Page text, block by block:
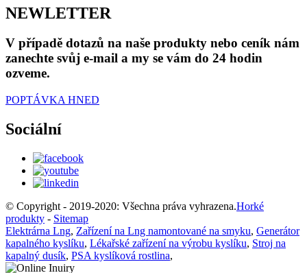
NEWLETTER
V případě dotazů na naše produkty nebo ceník nám
zanechte svůj e-mail a my se vám do 24 hodin
ozveme.
POPTÁVKA HNED
Sociální
© Copyright - 2019-2020: Všechna práva vyhrazena.Horké
produkty - Sitemap
Elektrárna Lng, Zařízení na Lng namontované na smyku, Generátor
kapalného kyslíku, Lékařské zařízení na výrobu kyslíku, Stroj na
kapalný dusík, PSA kyslíková rostlina,